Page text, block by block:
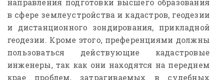
направления подготовки высшего образования
в сфере землеустройства и кадастров, геодезии
и дистанционного зондирования, прикладной
геодезии. Кроме этого, преференциями должны
пользоваться действующие кадастровые
инженеры, так как они находятся на переднем
крае проблем, затрагиваемых в судебных